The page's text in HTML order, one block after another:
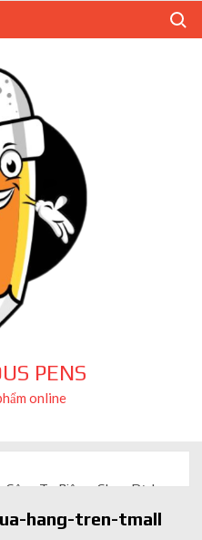
PENS
online
Ty Riêng: Chọn Dịch
làm riêng luôn ghi điểm
hang-tren-tmall